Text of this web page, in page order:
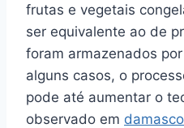
frutas e vegetais
ser equivalente ao de
foram armazenados
alguns casos, o
pode até aumentar o
observado em